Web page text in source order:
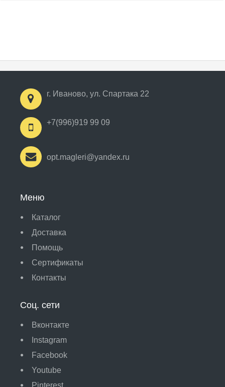
г. Иваново, ул. Спартака 22
+7(996)919 99 09
opt.magleri@yandex.ru
Меню
Каталог
Доставка
Помощь
Сертификаты
Контакты
Соц. сети
Вконтакте
Instagram
Facebook
Youtube
Pinterest